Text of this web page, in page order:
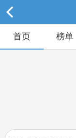
首页 榜单